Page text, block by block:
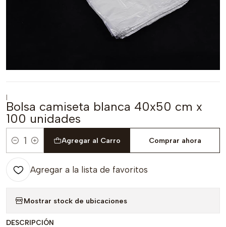
|
Bolsa camiseta blanca 40x50 cm x
100 unidades
Cantidad
Agregar al Carro Comprar ahora
Agregar a la lista de favoritos
Mostrar stock de ubicaciones
DESCRIPCIÓN